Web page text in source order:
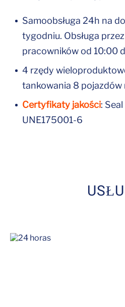
Samoobsługa 24h na
tygodniu. Obsługa
pracowników od 10:00
4 rzędy
tankowania 8 pojazdów
Certyfikaty jakości:
UNE175001-6